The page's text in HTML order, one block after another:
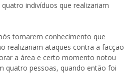
indivíduos que realizariam
tomarem conhecimento que
realizariam ataques contra a facção
a área e certo momento notou
quatro pessoas, quando então foi